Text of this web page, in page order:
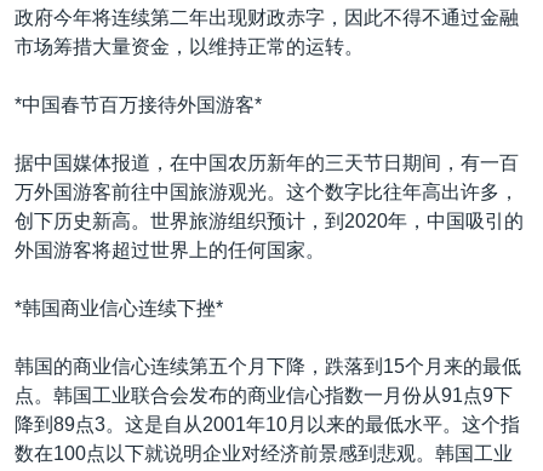
关注西藏
关注新疆
GEN Z 看美国
政府今年将连续第二年出现财政赤字，因此不得不通过金融
市场筹措大量资金，以维持正常的运转。
*中国春节百万接待外国游客*
据中国媒体报道，在中国农历新年的三天节日期间，有一百
万外国游客前往中国旅游观光。这个数字比往年高出许多，
创下历史新高。世界旅游组织预计，到2020年，中国吸引的
外国游客将超过世界上的任何国家。
*韩国商业信心连续下挫*
韩国的商业信心连续第五个月下降，跌落到15个月来的最低
点。韩国工业联合会发布的商业信心指数一月份从91点9下
降到89点3。这是自从2001年10月以来的最低水平。这个指
数在100点以下就说明企业对经济前景感到悲观。韩国工业